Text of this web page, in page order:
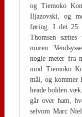
og Tiemoko
Iljazovski, og
føring. I det 25.
Thomsen
muren.
nogle meter fra
mod Tiemoko
mål, og kommer
heade bolden
går over ham,
selvom Marc